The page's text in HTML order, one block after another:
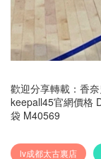
歡迎分享轉載： 香
keepall45官網價格
袋 M40569
lv成都太古裏店